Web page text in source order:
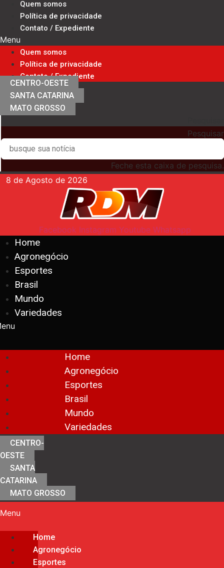
conteúdo
Quem somos
Política de privacidade
Contato / Expediente
Menu
Quem somos
Política de privacidade
Contato / Expediente
CENTRO-OESTE
SANTA CATARINA
MATO GROSSO
Pesquisar
Feche esta caixa de pesquisa.
8 de Agosto de 2026
Facebook Instagram Youtube Whatsapp
Home
Agronegócio
Esportes
Brasil
Mundo
Variedades
Home
Agronegócio
Esportes
Brasil
Mundo
Variedades
CENTRO-
OESTE
SANTA
CATARINA
MATO GROSSO
Menu
Home
Agronegócio
Esportes